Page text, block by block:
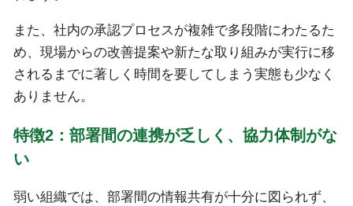
また、社内の承認プロセスが複雑で多段階にわたるた
め、現場からの改善提案や新たな取り組みが実行に移
されるまでに著しく時間を要してしまう実態も少なく
ありません。
特徴2：部署間の連携が乏しく、協力体制がな
い
弱い組織では、部署間の情報共有が十分に図られず、